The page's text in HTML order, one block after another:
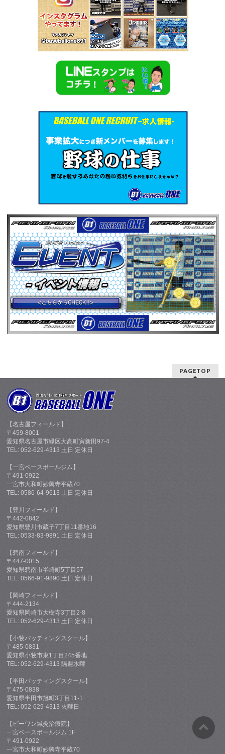
PAGETOP
【名古屋フィールド】
〒459-8001
愛知県名古屋市緑区大高町寅新田97-4
TEL: 052-629-4313 土日 定休日
【一宮ベースボールジム】
〒491-0922
一宮市大和町妙興寺平蔵70
TEL: 0586-64-9613 土日 定休日
【豊川フィールド】
〒442-0842
愛知県豊川市蔵子7丁目11番地16
TEL: 0533-83-9891 土日 定休日
【碧南フィールド】
〒447-0015
愛知県碧南市半崎町5丁目57
TEL: 0566-91-9890 土日 定休日
【岡崎フィールド】
〒444-2134
愛知県岡崎市大樹寺3丁目2-8
TEL: 052-629-4313 土日 定休日
【小牧バッティングスクール】
〒485-0831
愛知県小牧市東1丁目245番地
TEL: 052-629-4313 隔週水曜
【半田バッティングスクール】
〒475-0838
愛知県半田市旭町3丁目11-1
TEL: 052-629-4313 火曜日
【ビーワン鍼灸治療院】
一宮ベースボールジム 1F
〒491-0922
一宮市大和町妙興寺平蔵70